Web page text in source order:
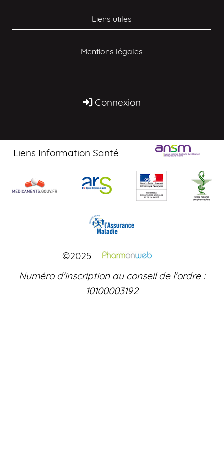
Liens utiles
Mentions légales
Connexion
Liens Information Santé
©2025
Numéro d'inscription au conseil de l'ordre :
10100003192